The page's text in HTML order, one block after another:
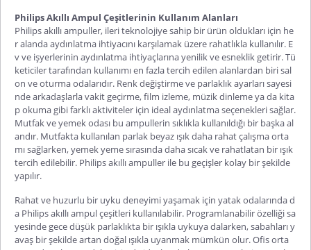
Philips Akıllı Ampul Çeşitlerinin Kullanım Alanları
Philips akıllı ampuller, ileri teknolojiye sahip bir ürün oldukları için he
r alanda aydınlatma ihtiyacını karşılamak üzere rahatlıkla kullanılır. E
v ve işyerlerinin aydınlatma ihtiyaçlarına yenilik ve esneklik getirir. Tü
keticiler tarafından kullanımı en fazla tercih edilen alanlardan biri sal
on ve oturma odalarıdır. Renk değiştirme ve parlaklık ayarları sayesi
nde arkadaşlarla vakit geçirme, film izleme, müzik dinleme ya da kita
p okuma gibi farklı aktiviteler için ideal aydınlatma seçenekleri sağlar.
Mutfak ve yemek odası bu ampullerin sıklıkla kullanıldığı bir başka al
andır. Mutfakta kullanılan parlak beyaz ışık daha rahat çalışma orta
mı sağlarken, yemek yeme sırasında daha sıcak ve rahatlatan bir ışık
tercih edilebilir. Philips akıllı ampuller ile bu geçişler kolay bir şekilde
yapılır.
Rahat ve huzurlu bir uyku deneyimi yaşamak için yatak odalarında d
a Philips akıllı ampul çeşitleri kullanılabilir. Programlanabilir özelliği sa
yesinde gece düşük parlaklıkta bir ışıkla uykuya dalarken, sabahları y
avaş bir şekilde artan doğal ışıkla uyanmak mümkün olur. Ofis orta